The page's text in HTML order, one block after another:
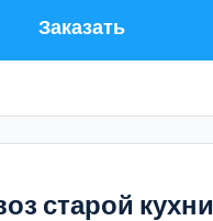
Заказать
старой кухни